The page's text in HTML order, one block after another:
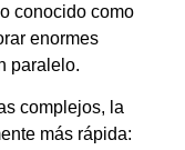
conocido como
enormes
paralelo.
complejos, la
más rápida: